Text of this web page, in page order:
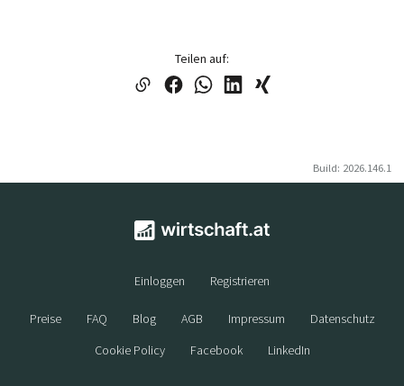
Teilen auf:
Build: 2026.146.1
Einloggen Registrieren
Preise FAQ Blog AGB Impressum
Datenschutz
Cookie Policy
Facebook LinkedIn